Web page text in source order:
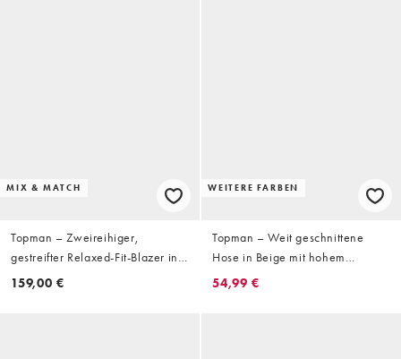
MIX & MATCH
Topman – Zweireihiger,
gestreifter Relaxed-Fit-Blazer in
Steinbeige
159,00 €
WEITERE FARBEN
Topman – Weit geschnittene
Hose in Beige mit hohem
Leinenanteil
54,99 €